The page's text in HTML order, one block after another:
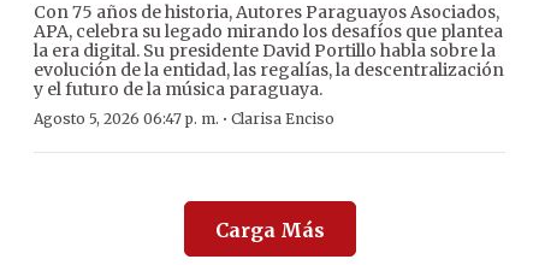
Con 75 años de historia, Autores Paraguayos Asociados,
APA, celebra su legado mirando los desafíos que plantea
la era digital. Su presidente David Portillo habla sobre la
evolución de la entidad, las regalías, la descentralización
y el futuro de la música paraguaya.
Agosto 5, 2026 06:47 p. m. · Clarisa Enciso
Carga Más